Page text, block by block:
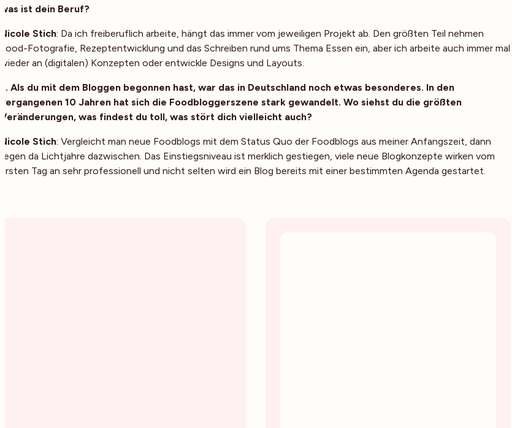
was ist dein Beruf?
Nicole Stich: Da ich freiberuflich arbeite, hängt das immer vom jeweiligen Projekt ab. Den größten Teil nehmen
Food-Fotografie, Rezeptentwicklung und das Schreiben rund ums Thema Essen ein, aber ich arbeite auch immer mal
wieder an (digitalen) Konzepten oder entwickle Designs und Layouts.
2. Als du mit dem Bloggen begonnen hast, war das in Deutschland noch etwas besonderes. In den
vergangenen 10 Jahren hat sich die Foodbloggerszene stark gewandelt. Wo siehst du die größten
Veränderungen, was findest du toll, was stört dich vielleicht auch?
Nicole Stich: Vergleicht man neue Foodblogs mit dem Status Quo der Foodblogs aus meiner Anfangszeit, dann
liegen da Lichtjahre dazwischen. Das Einstiegsniveau ist merklich gestiegen, viele neue Blogkonzepte wirken vom
ersten Tag an sehr professionell und nicht selten wird ein Blog bereits mit einer bestimmten Agenda gestartet.